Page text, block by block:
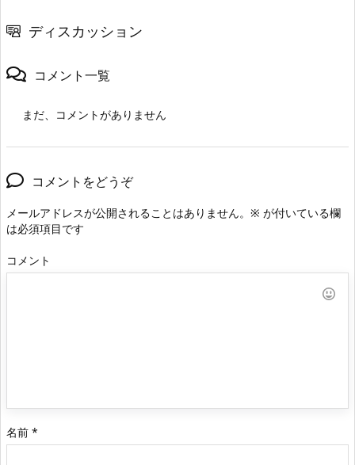
ディスカッション
コメント一覧
まだ、コメントがありません
コメントをどうぞ
メールアドレスが公開されることはありません。 ※ が付いている欄
は必須項目です
コメント
名前 *